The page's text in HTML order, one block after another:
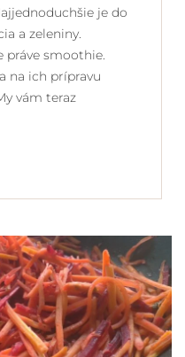
je do
a zeleniny.
práve smoothie.
na ich prípravu
vám teraz